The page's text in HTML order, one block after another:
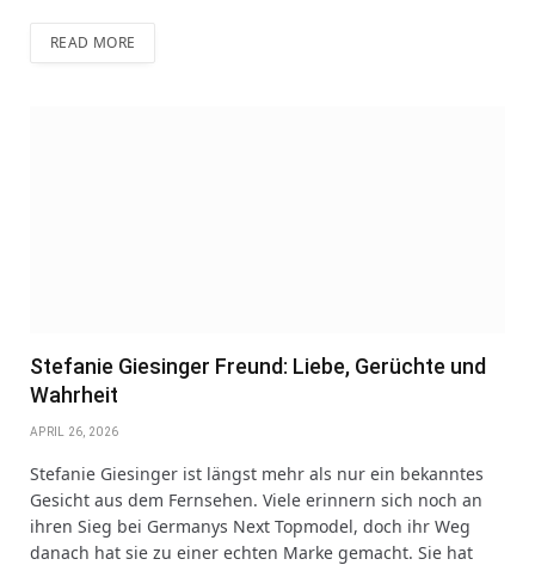
READ MORE
Stefanie Giesinger Freund: Liebe, Gerüchte und
Wahrheit
APRIL 26, 2026
Stefanie Giesinger ist längst mehr als nur ein bekanntes
Gesicht aus dem Fernsehen. Viele erinnern sich noch an
ihren Sieg bei Germanys Next Topmodel, doch ihr Weg
danach hat sie zu einer echten Marke gemacht. Sie hat